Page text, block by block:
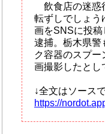
飲食店の迷惑
転ずしでしょう
画をSNSに投
逮捕。栃木県警
ク容器のスプ
画撮影したとし
↓全文はソース
https://